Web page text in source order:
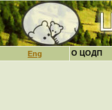
Eng О ЦОДП